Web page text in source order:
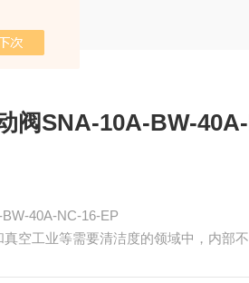
阀SNA-10A-BW-
40A-NC-16-EP
空工业等需要清洁度的领域中，内部不